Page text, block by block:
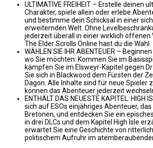
ULTIMATIVE FREIHEIT – Erstelle deinen
Charakter, spiele allein oder erlebe
und bestimme dein Schicksal in einer
erweiternden Welt. Ohne
jederzeit überall in einer wirklich offenen
The Elder Scrolls Online hast du die Wahl.
WÄHLEN SIE IHR ABENTEUER –
wo Sie möchten: Kommen Sie im
kämpfen Sie im Elsweyr-Kapitel gegen
Sie sich in Blackwood dem Fürsten der
Dagon. Alle Inhalte sind für neue Spieler
können das Abenteuer jederzeit
ENTHÄLT DAS NEUESTE KAPITEL: HIGH
sich auf ESOs einjähriges Abenteuer,
Bretonen, und entdecken Sie ein
in drei DLCs und dem Kapitel High Isle
erwartet Sie eine Geschichte von
politischem Aufruhr im